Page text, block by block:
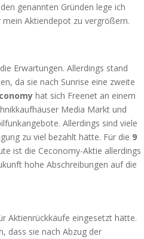
genannten Gründen lege ich
Aktiendepot zu vergrößern.
Erwartungen. Allerdings stand
da sie nach Sunrise eine zweite
hat sich Freenet an einem
Media Markt und
Allerdings sind viele
zu viel bezahlt hätte. Für die 9
ist die Ceconomy-Aktie allerdings
hohe Abschreibungen auf die
Aktienrückkäufe eingesetzt hätte.
dass sie nach Abzug der